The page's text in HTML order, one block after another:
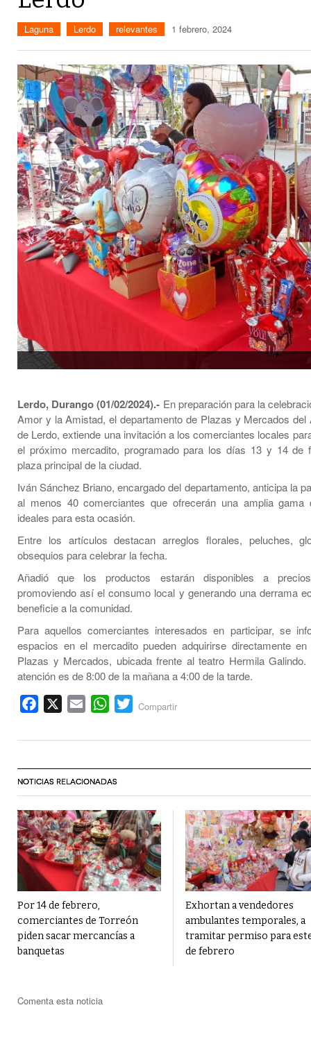
Laguna Lerdo relevantes 1 febrero, 2024
Lerdo, Durango (01/02/2024).- En preparación para la
Amor y la Amistad, el departamento de Plazas y Mercados del
de Lerdo, extiende una invitación a los comerciantes locales
el próximo mercadito, programado para los días 13 y 14 de
plaza principal de la ciudad.
Iván Sánchez Briano, encargado del departamento, anticipa la
al menos 40 comerciantes que ofrecerán una amplia gama
ideales para esta ocasión.
Entre los artículos destacan arreglos florales, peluches,
obsequios para celebrar la fecha.
Añadió que los productos estarán disponibles a
promoviendo así el consumo local y generando una derrama
beneficie a la comunidad.
Para aquellos comerciantes interesados en participar, se
espacios en el mercadito pueden adquirirse directamente
Plazas y Mercados, ubicada frente al teatro Hermila
atención es de 8:00 de la mañana a 4:00 de la tarde.
Facebook Email WhatsApp
Twitter
Compartir
NOTICIAS RELACIONADAS
Por 14 de febrero,
comerciantes de Torreón
piden sacar mercancías a
banquetas
Exhortan a vendedores
ambulantes temporales, a
tramitar permiso para
de febrero
Comenta esta noticia